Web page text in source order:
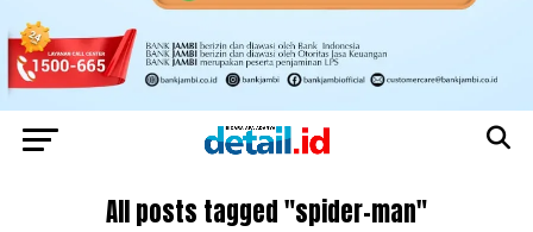
All posts tagged "spider-man"